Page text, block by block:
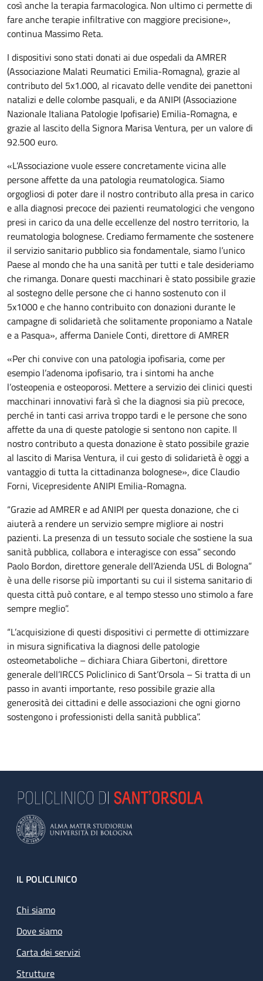
così anche la terapia farmacologica. Non ultimo ci permette di
fare anche terapie infiltrative con maggiore precisione»,
continua Massimo Reta.
I dispositivi sono stati donati ai due ospedali da AMRER
(Associazione Malati Reumatici Emilia-Romagna), grazie al
contributo del 5x1.000, al ricavato delle vendite dei panettoni
natalizi e delle colombe pasquali, e da ANIPI (Associazione
Nazionale Italiana Patologie Ipofisarie) Emilia-Romagna, e
grazie al lascito della Signora Marisa Ventura, per un valore di
92.500 euro.
«L’Associazione vuole essere concretamente vicina alle
persone affette da una patologia reumatologica. Siamo
orgogliosi di poter dare il nostro contributo alla presa in carico
e alla diagnosi precoce dei pazienti reumatologici che vengono
presi in carico da una delle eccellenze del nostro territorio, la
reumatologia bolognese. Crediamo fermamente che sostenere
il servizio sanitario pubblico sia fondamentale, siamo l’unico
Paese al mondo che ha una sanità per tutti e tale desideriamo
che rimanga. Donare questi macchinari è stato possibile grazie
al sostegno delle persone che ci hanno sostenuto con il
5x1000 e che hanno contribuito con donazioni durante le
campagne di solidarietà che solitamente proponiamo a Natale
e a Pasqua», afferma Daniele Conti, direttore di AMRER
«Per chi convive con una patologia ipofisaria, come per
esempio l’adenoma ipofisario, tra i sintomi ha anche
l’osteopenia e osteoporosi. Mettere a servizio dei clinici questi
macchinari innovativi farà sì che la diagnosi sia più precoce,
perché in tanti casi arriva troppo tardi e le persone che sono
affette da una di queste patologie si sentono non capite. Il
nostro contributo a questa donazione è stato possibile grazie
al lascito di Marisa Ventura, il cui gesto di solidarietà è oggi a
vantaggio di tutta la cittadinanza bolognese», dice Claudio
Forni, Vicepresidente ANIPI Emilia-Romagna.
“Grazie ad AMRER e ad ANIPI per questa donazione, che ci
aiuterà a rendere un servizio sempre migliore ai nostri
pazienti. La presenza di un tessuto sociale che sostiene la sua
sanità pubblica, collabora e interagisce con essa” secondo
Paolo Bordon, direttore generale dell’Azienda USL di Bologna”
è una delle risorse più importanti su cui il sistema sanitario di
questa città può contare, e al tempo stesso uno stimolo a fare
sempre meglio”.
“L’acquisizione di questi dispositivi ci permette di ottimizzare
in misura significativa la diagnosi delle patologie
osteometaboliche – dichiara Chiara Gibertoni, direttore
generale dell’IRCCS Policlinico di Sant’Orsola – Si tratta di un
passo in avanti importante, reso possibile grazie alla
generosità dei cittadini e delle associazioni che ogni giorno
sostengono i professionisti della sanità pubblica”.
Footer
IL POLICLINICO
Chi siamo
Dove siamo
Carta dei servizi
Strutture